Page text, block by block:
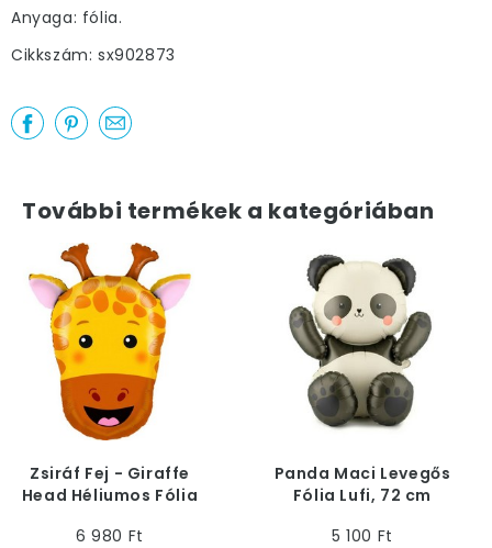
Anyaga: fólia.
Cikkszám: sx902873
További termékek a kategóriában
Zsiráf Fej - Giraffe
Head Héliumos Fólia
6 980 Ft
Panda Maci Levegős
Fólia Lufi, 72 cm
5 100 Ft